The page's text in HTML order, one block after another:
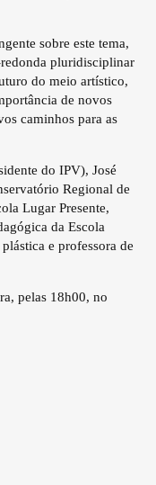
sobre este tema,
pluridisciplinar
do meio artístico,
de novos
caminhos para as
do IPV), José
Regional de
Lugar Presente,
da Escola
e professora de
pelas 18h00, no